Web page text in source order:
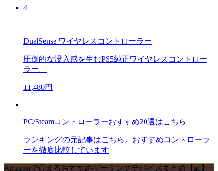
4
DualSense ワイヤレスコントローラー
圧倒的な没入感を生むPS5純正ワイヤレスコントロー
ラー。
11,480円
PC/Steamコントローラーおすすめ20選はこちら
ランキングの元記事はこちら。おすすめコントローラ
ーを徹底比較しています
Amazonで買えるおすすめゲーミングデバイスまとめ【ad】